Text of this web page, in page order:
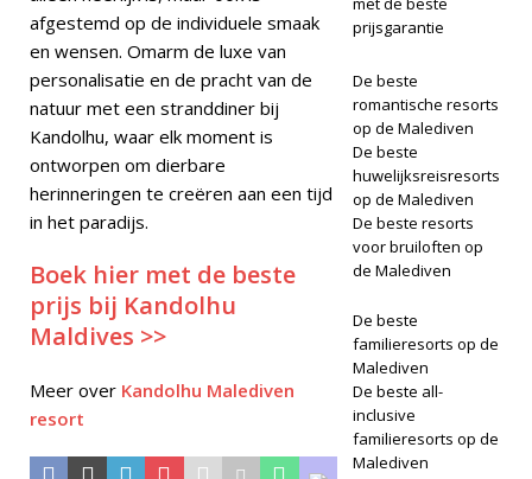
afgestemd op de individuele smaak
en wensen. Omarm de luxe van
personalisatie en de pracht van de
natuur met een stranddiner bij
Kandolhu, waar elk moment is
ontworpen om dierbare
herinneringen te creëren aan een tijd
in het paradijs.
Boek hier met de beste
prijs bij Kandolhu
Maldives >>
Meer over Kandolhu Malediven
resort
prijsgarantie
De beste
romantische resorts
op de Malediven
De beste
huwelijksreisresorts
op de Malediven
De beste resorts
voor bruiloften op
de Malediven
De beste
familieresorts op de
Malediven
De beste all-
inclusive
familieresorts op de
Malediven